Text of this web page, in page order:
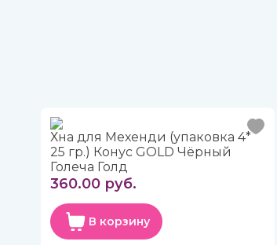
Хна для Мехенди (упаковка 4*
25 гр.) Конус GOLD Чёрный
Голеча Голд
360.00 руб.
В корзину